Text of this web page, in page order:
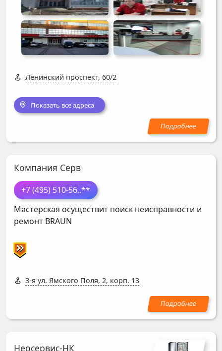
Ленинский проспект, 60/2
Показать все адреса
Компания Серв
+7 (495) 510-56..**
Мастерская осуществит поиск неисправности и
ремонт BRAUN
3-я ул. Ямского Поля, 2, корп. 13
Неосервис-НК